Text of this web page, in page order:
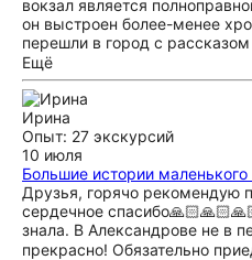
вокзал является
он выстроен более-менее
перешли в город с
«картинка не сложилась»
только сказать по столь
на негативные моменты,
Ещё
Ирина
Опыт: 27 экскурсий
10 июля
Большие истории
Друзья, горячо рекомендую
сердечное
знала. В Александрове не в
прекрасно! Обязательно